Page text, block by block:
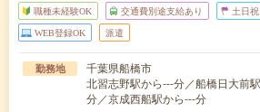
職種未経験OK 交通費別途支給あり 土日
WEB登録OK 派遣
勤務地
千葉県船橋市
北習志野駅から---分／船橋日大前
分／京成西船駅から---分